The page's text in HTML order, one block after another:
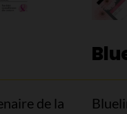
de la